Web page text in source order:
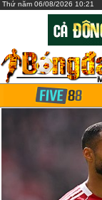
Thứ năm 06/08/2026 10:21